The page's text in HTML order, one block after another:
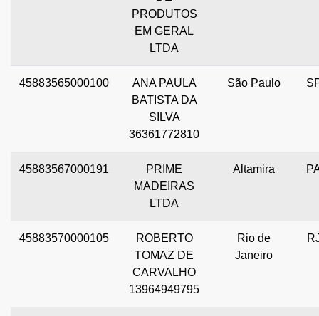
PRODUTOS
EM GERAL
LTDA
45883565000100
ANA PAULA
BATISTA DA
SILVA
36361772810
São Paulo
45883567000191
PRIME
MADEIRAS
LTDA
Altamira
45883570000105
ROBERTO
TOMAZ DE
CARVALHO
13964949795
Rio de
Janeiro